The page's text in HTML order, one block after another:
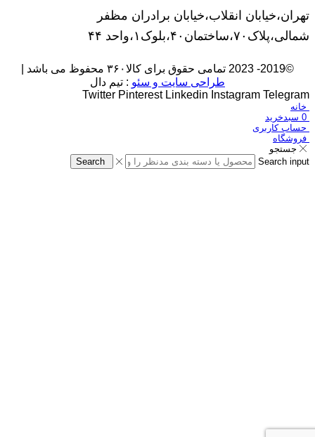
تهران،خیابان انقلاب،خیابان برادران مظفر
شمالی،پلاک۷۰،ساختمان۴۰،بلوک۱،واحد ۴۴
©2019- 2023 تمامی حقوق برای کالا۳۶۰ محفوظ می باشد |
طراحی سایت و سئو : تیم دال
Twitter Pinterest Linkedin Instagram Telegram
خانه
0 سبدخرید
حساب کاربری
فروشگاه
جستجو
Search input
Search